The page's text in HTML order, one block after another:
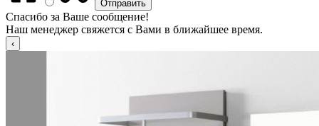
Спасибо за Ваше сообщение!
Наш менеджер свяжется с Вами в ближайшее время.